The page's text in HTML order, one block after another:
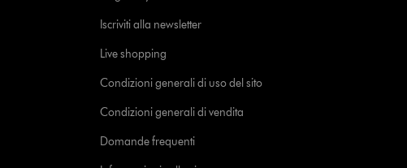
Iscriviti alla newsletter
Live shopping
Condizioni generali di uso del sito
Condizioni generali di vendita
Domande frequenti